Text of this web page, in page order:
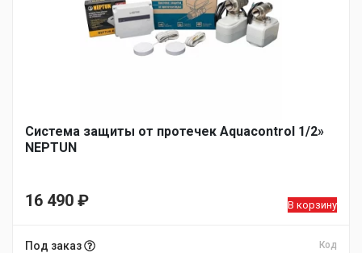
Система защиты от протечек Aquacontrol 1/2»
NEPTUN
16 490 ₽ В корзину
Под заказ Код